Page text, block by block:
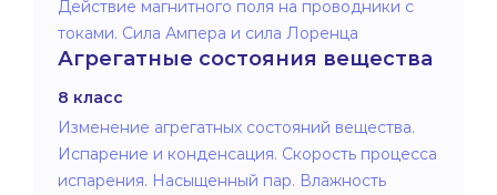
Действие магнитного поля на проводники с
токами. Сила Ампера и сила Лоренца
Агрегатные состояния вещества
8 класс
Изменение агрегатных состояний вещества.
Испарение и конденсация. Скорость процесса
испарения. Насыщенный пар. Влажность